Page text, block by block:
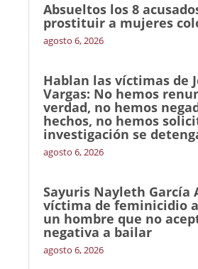
Absueltos los 8
prostituir a mujeres
agosto 6, 2026
Hablan las víctimas de
Vargas: No hemos
verdad, no hemos
hechos, no hemos
investigación se
agosto 6, 2026
Sayuris Nayleth García
víctima de feminicidio
un hombre que no
negativa a bailar
agosto 6, 2026